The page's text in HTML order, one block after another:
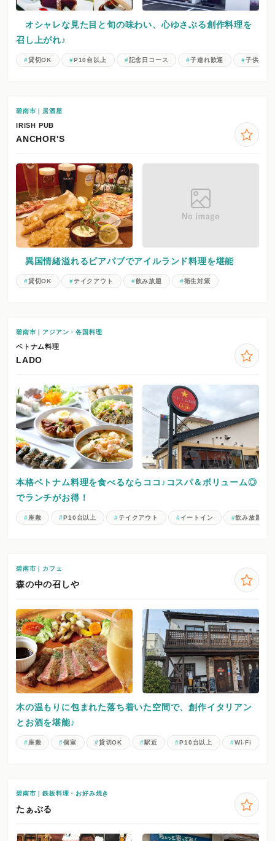
オシャレな見た目と旬の味わい、心ゆさぶる創作料理を
召し上がれ♪
貸切OK P10台以上 記念日コース 子連れ歓迎 子供メニ
碧南市｜居酒屋
IRISH PUB
ANCHOR'S
異国情緒溢れるビアパブでアイルランド料理を堪能
貸切OK テイクアウト 飲み放題 衛生対策
碧南市｜アジアン・各国料理
ベトナム料理
LADO
本格ベトナム料理を食べるならココ♪コスパ＆ボリューム◎
でランチがお得！
座敷 P10台以上 テイクアウト イートイン 飲み放題
碧南市｜カフェ
森の中の召しや
木の温もりに包まれた落ち着いた空間で、創作イタリアン
とお酒を堪能♪
座敷 個室 貸切OK 駅近 P10台以上 Wi-Fi
碧南市｜鉄板料理・お好み焼き
たぁぶる